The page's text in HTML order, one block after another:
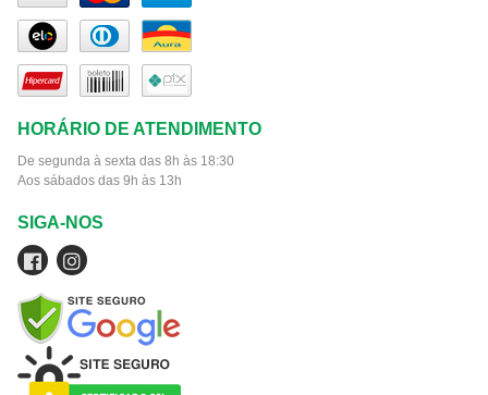
HORÁRIO DE ATENDIMENTO
De segunda à sexta das 8h às 18:30
Aos sábados das 9h às 13h
SIGA-NOS